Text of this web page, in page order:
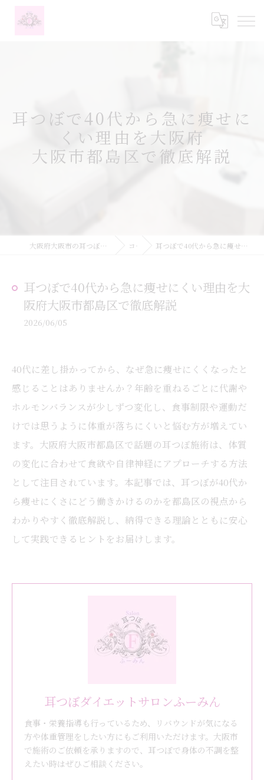
耳つぼで40代から急に痩せに
くい理由を大阪府
大阪市都島区で徹底解説
大阪府大阪市の耳つぼなら耳つぼダイエットサロンふーみん コラム 耳つぼで40代から急に痩せにくい理由を大阪府大阪市都島区で徹底解説
耳つぼで40代から急に痩せにくい理由を大
阪府大阪市都島区で徹底解説
2026/06/05
40代に差し掛かってから、なぜ急に痩せにくくなったと
感じることはありませんか？年齢を重ねるごとに代謝や
ホルモンバランスが少しずつ変化し、食事制限や運動だ
けでは思うように体重が落ちにくいと悩む方が増えてい
ます。大阪府大阪市都島区で話題の耳つぼ施術は、体質
の変化に合わせて食欲や自律神経にアプローチする方法
として注目されています。本記事では、耳つぼが40代か
ら痩せにくさにどう働きかけるのかを都島区の視点から
わかりやすく徹底解説し、納得できる理論とともに安心
して実践できるヒントをお届けします。
耳つぼダイエットサロンふーみん
食事・栄養指導も行っているため、リバウンドが気になる
方や体重管理をしたい方にもご利用いただけます。大阪市
で施術のご依頼を承りますので、耳つぼで身体の不調を整
えたい時はぜひご相談ください。